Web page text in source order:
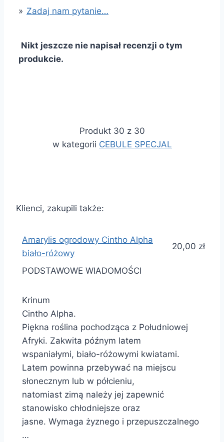
» Zadaj nam pytanie…
Nikt jeszcze nie napisał recenzji o tym
produkcie.
Produkt 30 z 30
w kategorii CEBULE SPECJAL
Klienci, zakupili także:
Amarylis ogrodowy Cintho Alpha
biało-różowy
20,00 zł
PODSTAWOWE WIADOMOŚCI
Krinum
Cintho Alpha.
Piękna roślina pochodząca z Południowej
Afryki. Zakwita późnym latem
wspaniałymi, biało-różowymi kwiatami.
Latem powinna przebywać na miejscu
słonecznym lub w półcieniu,
natomiast zimą należy jej zapewnić
stanowisko chłodniejsze oraz
jasne. Wymaga żyznego i przepuszczalnego
…